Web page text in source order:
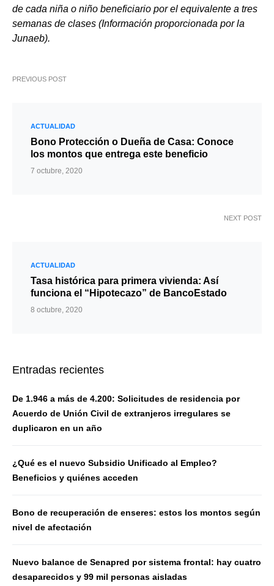
de cada niña o niño beneficiario por el equivalente a tres
semanas de clases (Información proporcionada por la
Junaeb).
PREVIOUS POST
ACTUALIDAD
Bono Protección o Dueña de Casa: Conoce
los montos que entrega este beneficio
7 octubre, 2020
NEXT POST
ACTUALIDAD
Tasa histórica para primera vivienda: Así
funciona el “Hipotecazo” de BancoEstado
8 octubre, 2020
Entradas recientes
De 1.946 a más de 4.200: Solicitudes de residencia por
Acuerdo de Unión Civil de extranjeros irregulares se
duplicaron en un año
¿Qué es el nuevo Subsidio Unificado al Empleo?
Beneficios y quiénes acceden
Bono de recuperación de enseres: estos los montos según
nivel de afectación
Nuevo balance de Senapred por sistema frontal: hay cuatro
desaparecidos y 99 mil personas aisladas